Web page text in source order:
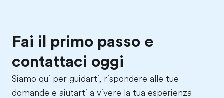
Fai il primo passo e
contattaci oggi
Siamo qui per guidarti, rispondere alle tue
domande e aiutarti a vivere la tua esperienza